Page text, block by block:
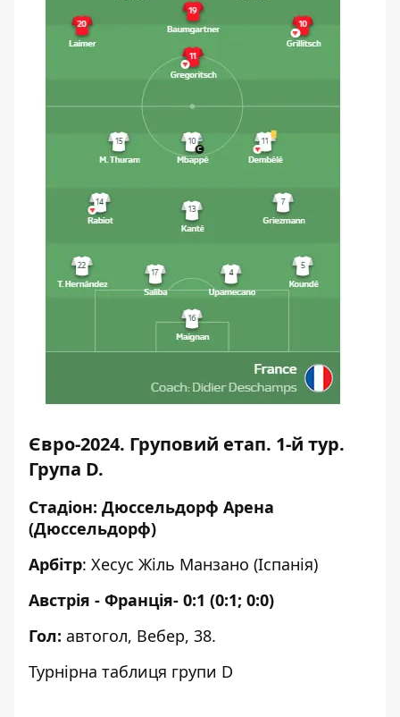
Євро-2024. Груповий етап. 1-й тур.
Група D.
Стадіон: Дюссельдорф Арена
(Дюссельдорф)
Арбітр: Хесус Жіль Манзано (Іспанія)
Австрія - Франція- 0:1 (0:1; 0:0)
Гол: автогол, Вебер, 38.
Турнірна таблиця групи D